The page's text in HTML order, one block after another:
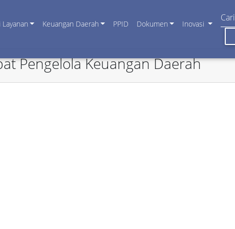
Keuangan Daerah PPID Dokumen Inovasi
Pengelola Keuangan Daerah